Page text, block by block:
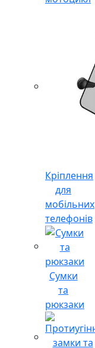
Кріплення
для
мобільних
телефонів
Сумки
та
рюкзаки